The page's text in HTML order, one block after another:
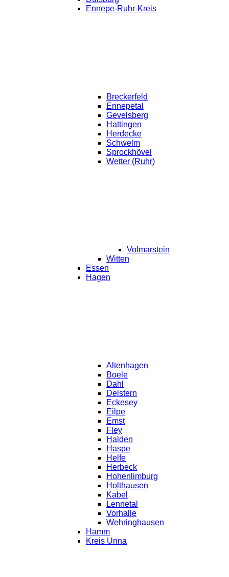
Ennepe-Ruhr-Kreis
Breckerfeld
Ennepetal
Gevelsberg
Hattingen
Herdecke
Schwelm
Sprockhövel
Wetter (Ruhr)
Volmarstein
Witten
Essen
Hagen
Altenhagen
Boele
Dahl
Delstern
Eckesey
Eilpe
Emst
Fley
Halden
Haspe
Helfe
Herbeck
Hohenlimburg
Holthausen
Kabel
Lennetal
Vorhalle
Wehringhausen
Hamm
Kreis Unna